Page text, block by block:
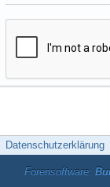
Datenschutzerklärung
Forensoftware: